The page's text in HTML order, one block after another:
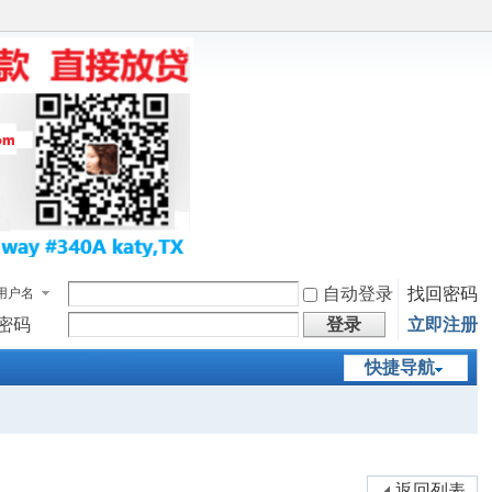
户名 自动登录
找回密码
码
登录 立即注册
快捷导航